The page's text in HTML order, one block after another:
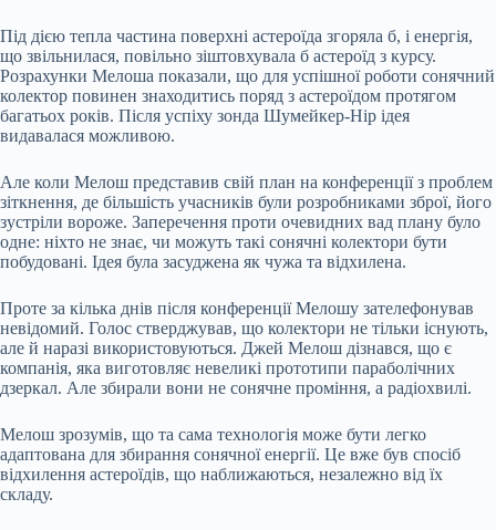
Під дією тепла частина поверхні астероїда згоряла б, і енергія,
що звільнилася, повільно зіштовхувала б астероїд з курсу.
Розрахунки Мелоша показали, що для успішної роботи сонячний
колектор повинен знаходитись поряд з астероїдом протягом
багатьох років. Після успіху зонда Шумейкер-Нір ідея
видавалася можливою.
Але коли Мелош представив свій план на конференції з проблем
зіткнення, де більшість учасників були розробниками зброї, його
зустріли вороже. Заперечення проти очевидних вад плану було
одне: ніхто не знає, чи можуть такі сонячні колектори бути
побудовані. Ідея була засуджена як чужа та відхилена.
Проте за кілька днів після конференції Мелошу зателефонував
невідомий. Голос стверджував, що колектори не тільки існують,
але й наразі використовуються. Джей Мелош дізнався, що є
компанія, яка виготовляє невеликі прототипи параболічних
дзеркал. Але збирали вони не сонячне проміння, а радіохвилі.
Мелош зрозумів, що та сама технологія може бути легко
адаптована для збирання сонячної енергії. Це вже був спосіб
відхилення астероїдів, що наближаються, незалежно від їх
складу.